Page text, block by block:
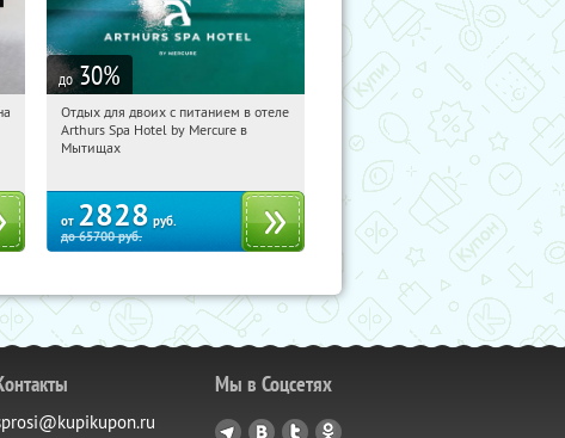
до 30%
15:36:09
Купи первым!
Московская обл., г. Мытищи, д.
Отдых для двоих с питанием в отеле
Arthurs Spa Hotel by Mercure в
Мытищах
от 2828 руб.
до65700руб.
Мы в Соцсетях